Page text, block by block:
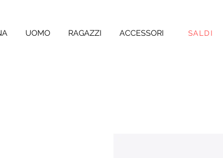
UOMO RAGAZZI ACCESSORI SALDI